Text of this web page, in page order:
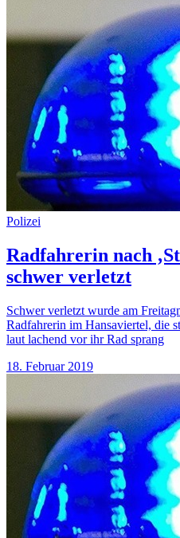
Polizei
Radfahrerin nach
schwer verletzt
Schwer verletzt wurde am
Radfahrerin im Hansaviertel, die
laut lachend vor ihr Rad sprang
18. Februar 2019